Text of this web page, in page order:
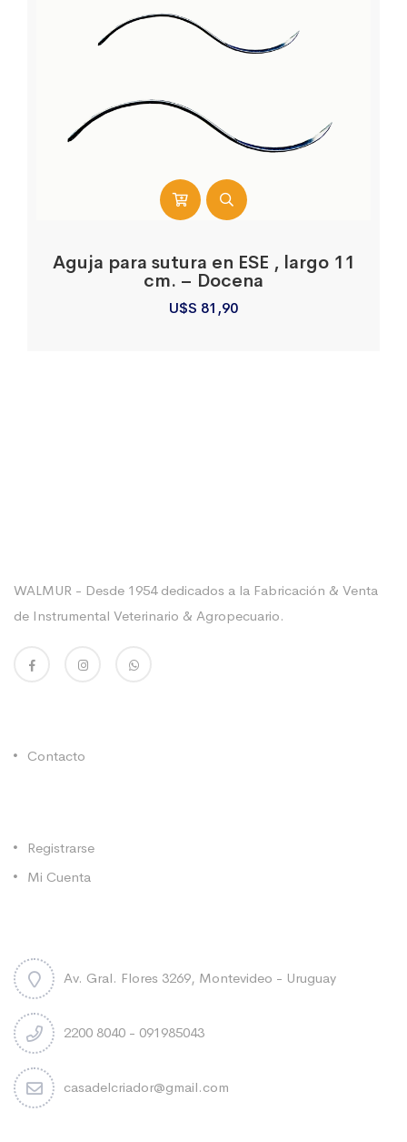
Aguja para sutura en ESE , largo 11
cm. – Docena
U$S 81,90
WALMUR - Desde 1954 dedicados a la Fabricación & Venta
de Instrumental Veterinario & Agropecuario.
Contacto
Registrarse
Mi Cuenta
Av. Gral. Flores 3269, Montevideo - Uruguay
2200 8040 - 091985043
casadelcriador@gmail.com